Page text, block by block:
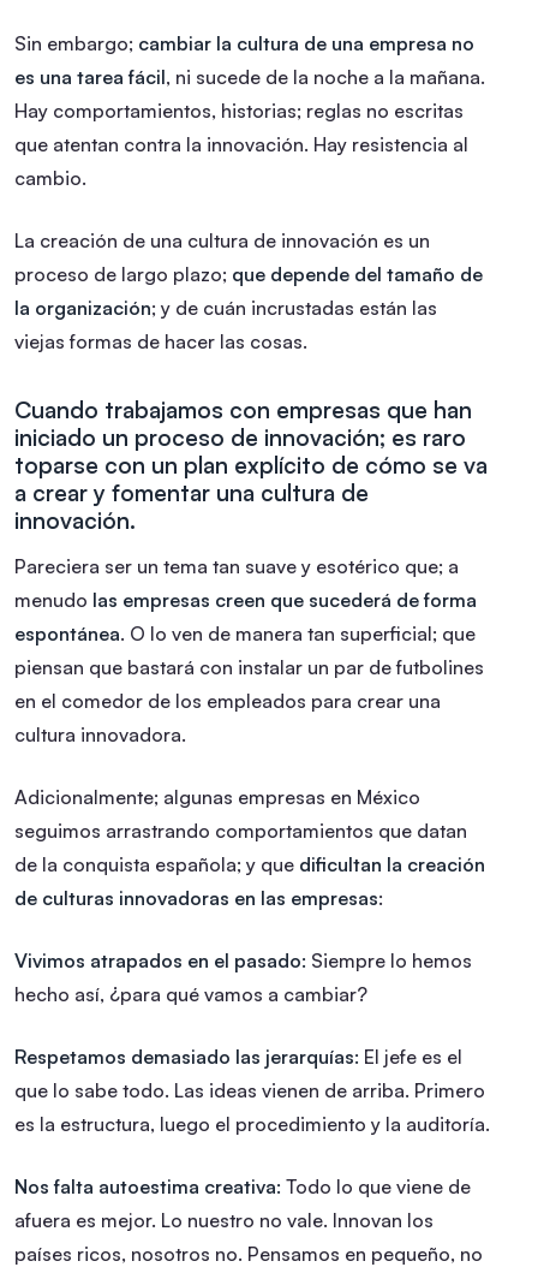
Sin embargo; cambiar la cultura de una empresa no
es una tarea fácil, ni sucede de la noche a la mañana.
Hay comportamientos, historias; reglas no escritas
que atentan contra la innovación. Hay resistencia al
cambio.
La creación de una cultura de innovación es un
proceso de largo plazo; que depende del tamaño de
la organización; y de cuán incrustadas están las
viejas formas de hacer las cosas.
Cuando trabajamos con empresas que han
iniciado un proceso de innovación; es raro
toparse con un plan explícito de cómo se va
a crear y fomentar una cultura de
innovación.
Pareciera ser un tema tan suave y esotérico que; a
menudo las empresas creen que sucederá de forma
espontánea. O lo ven de manera tan superficial; que
piensan que bastará con instalar un par de futbolines
en el comedor de los empleados para crear una
cultura innovadora.
Adicionalmente; algunas empresas en México
seguimos arrastrando comportamientos que datan
de la conquista española; y que dificultan la creación
de culturas innovadoras en las empresas:
Vivimos atrapados en el pasado: Siempre lo hemos
hecho así, ¿para qué vamos a cambiar?
Respetamos demasiado las jerarquías: El jefe es el
que lo sabe todo. Las ideas vienen de arriba. Primero
es la estructura, luego el procedimiento y la auditoría.
Nos falta autoestima creativa: Todo lo que viene de
afuera es mejor. Lo nuestro no vale. Innovan los
países ricos, nosotros no. Pensamos en pequeño, no